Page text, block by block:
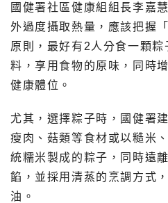
國健署社區健康組組長李嘉
外過度攝取熱量，應該把握
原則，最好有2人分食一顆
料，享用食物的原味，同時
健康體位。
尤其，選擇粽子時，國健署
瘦肉、菇類等食材或以糙米
統糯米製成的粽子，同時遠
餡，並採用清蒸的烹調方式
油。